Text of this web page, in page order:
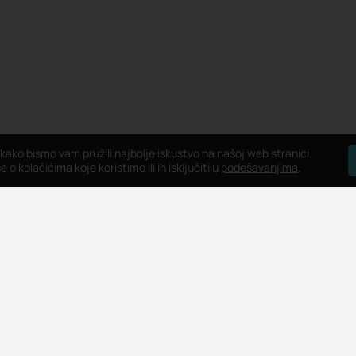
bismo vam pružili najbolje iskustvo na našoj web stranici.
o kolačićima koje koristimo ili ih isključiti u podešavanjima.